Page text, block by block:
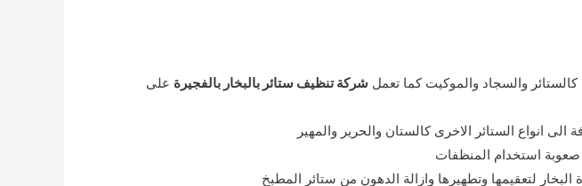
والسجاد والموكيت كما تعمل شركة تنظيف ستائر بالبخار بالفجيرة على
انواع الستائر الاخرى كالستان والحرير والمهير
صعوبة استخدام المنظفات
لتعقيمها وتطهيرها وازالة الدهون من ستائر المطبخ